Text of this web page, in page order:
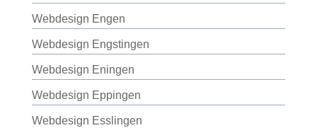
Webdesign Engen
Webdesign Engstingen
Webdesign Eningen
Webdesign Eppingen
Webdesign Esslingen